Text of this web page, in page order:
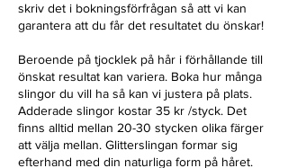
skriv det i bokningsförfrågan så att vi kan
garantera att du får det resultatet du önskar!
Beroende på tjocklek på hår i förhållande till
önskat resultat kan variera. Boka hur många
slingor du vill ha så kan vi justera på plats.
Adderade slingor kostar 35 kr /styck. Det
finns alltid mellan 20-30 stycken olika färger
att välja mellan. Glitterslingan formar sig
efterhand med din naturliga form på håret.